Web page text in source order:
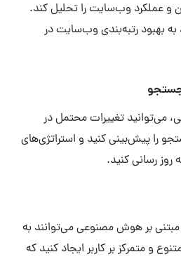
و عملکرد وب‌سایت را تحلیل کند.
به بهبود رتبه‌بندی وب‌سایت در
می‌توانید تغییرات محتمل در
را پیش‌بینی کنید و استراتژی‌های
روز رسانی کنید.
بر هوش مصنوعی می‌توانند به
و متمرکز بر کاربر ایجاد کنید که